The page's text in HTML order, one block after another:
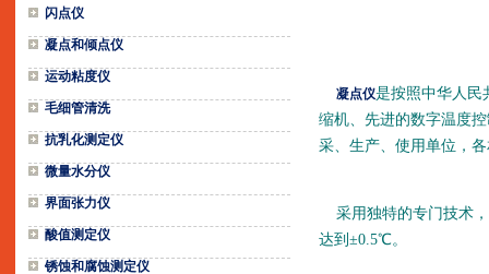
闪点仪
凝点和倾点仪
运动粘度仪
毛细管清洗
抗乳化测定仪
微量水分仪
界面张力仪
酸值测定仪
锈蚀和腐蚀测定仪
凝点仪是按照中华人民
缩机、先进的数字温度
采、生产、使用单位，
采用独特的专门技术，
达到±0.5℃。